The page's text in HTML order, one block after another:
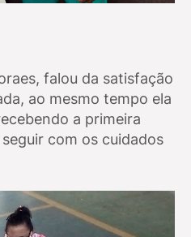
falou da satisfação
ao mesmo tempo ela
a primeira
com os cuidados